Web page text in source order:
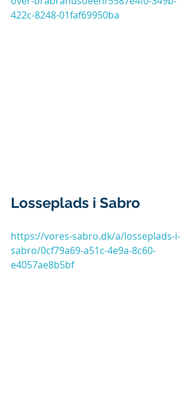
422c-8248-01faf69950ba
Losseplads i Sabro
https://vores-sabro.dk/a/losseplads-i-
sabro/0cf79a69-a51c-4e9a-8c60-
e4057ae8b5bf